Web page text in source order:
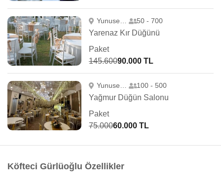
50 - 700
Yarenaz Kır Düğünü
Paket
145.60090.000 TL
100 - 500
Yağmur Düğün Salonu
Paket
75.00060.000 TL
Köfteci Gürlüoğlu Özellikler